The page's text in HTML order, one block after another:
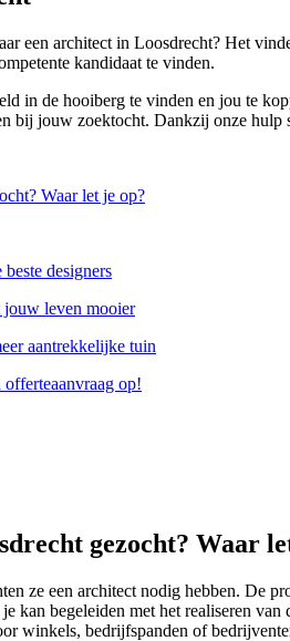
een architect in Loosdrecht? Het
kandidaat te vinden.
in de hooiberg te vinden en jou te
bij jouw zoektocht. Dankzij onze
Waar let je op?
designers
jouw leven mooier
aantrekkelijke tuin
op!
gezocht? Waar
ze een architect nodig hebben. De
kan begeleiden met het realiseren
winkels, bedrijfspanden of